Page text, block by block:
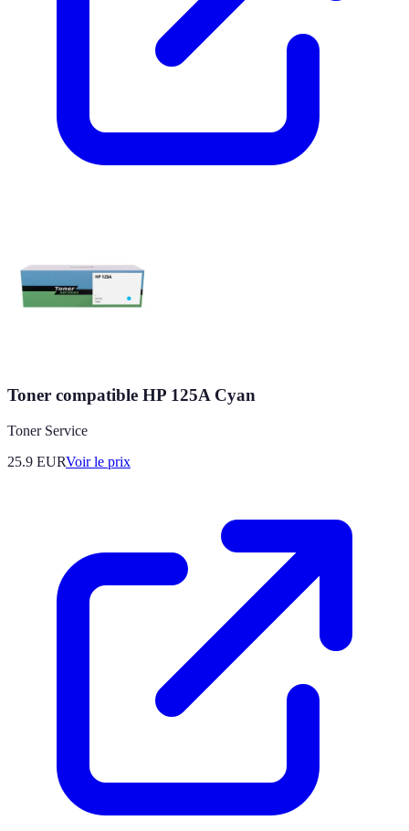
Toner compatible HP 125A Cyan
Toner Service
25.9 EURVoir le prix